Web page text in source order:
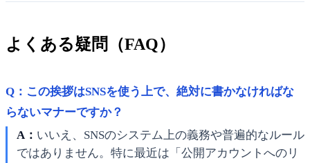
よくある疑問（FAQ）
Q：この挨拶はSNSを使う上で、絶対に書かなければな
らないマナーですか？
A： いいえ、SNSのシステム上の義務や普遍的なルール
ではありません。特に最近は「公開アカウントへのリ